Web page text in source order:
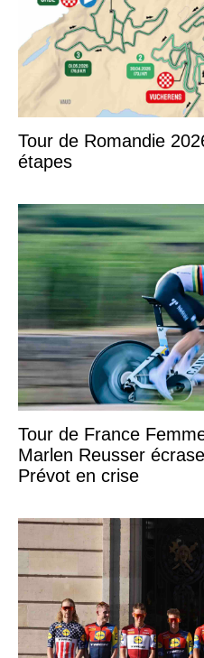
Tour de Romandie
étapes
Tour de France
Marlen Reusser
Prévot en crise